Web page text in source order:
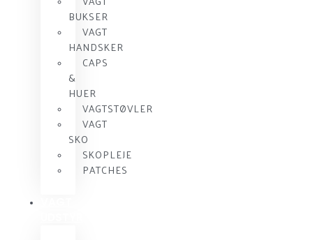
BUKSER
VAGT
HANDSKER
CAPS
&
HUER
VAGTSTØVLER
VAGT
SKO
SKOPLEJE
PATCHES